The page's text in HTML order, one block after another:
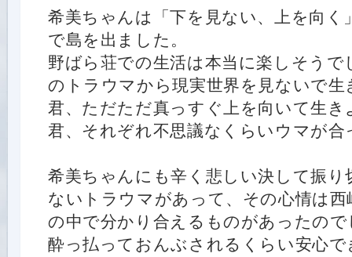
希美ちゃんは「下を見ない、上を向く
で島を出ました。
野ばら荘での生活は本当に楽しそうで
のトラウマから現実世界を見ないで生
君、ただただ真っすぐ上を向いて生き
君、それぞれ不思議なくらいウマが
希美ちゃんにも辛く悲しい決して振
ないトラウマがあって、その心情は西
の中で分かり合えるものがあったの
酔っ払っておんぶされるくらい安心